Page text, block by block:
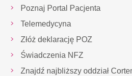
Poznaj Portal Pacjenta
Telemedycyna
Złóż deklarację POZ
Świadczenia NFZ
Znajdź najbliższy oddział